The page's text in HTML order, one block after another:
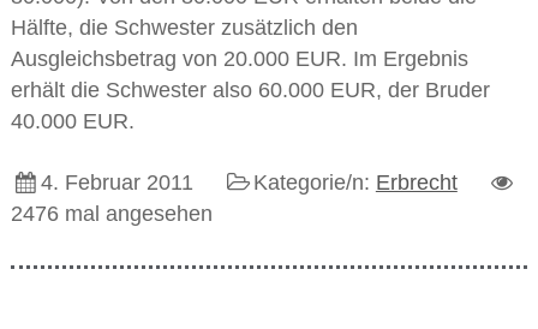
Hälfte, die Schwester zusätzlich den
Ausgleichsbetrag von 20.000 EUR. Im Ergebnis
erhält die Schwester also 60.000 EUR, der Bruder
40.000 EUR.
4. Februar 2011 Kategorie/n: Erbrecht
2476 mal angesehen